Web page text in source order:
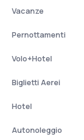
Vacanze
Pernottamenti
Volo+Hotel
Biglietti Aerei
Hotel
Autonoleggio